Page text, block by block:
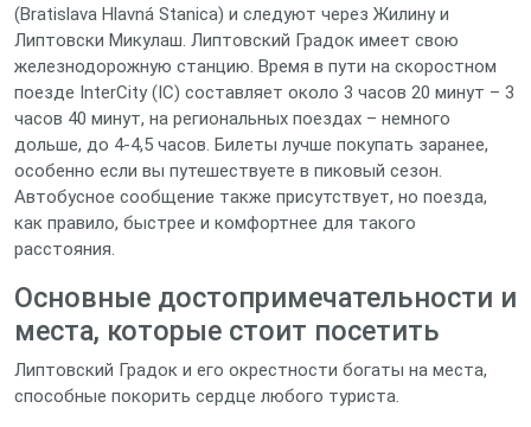
(Bratislava Hlavná Stanica) и следуют через Жилину и
Липтовски Микулаш. Липтовский Градок имеет свою
железнодорожную станцию. Время в пути на скоростном
поезде InterCity (IC) составляет около 3 часов 20 минут – 3
часов 40 минут, на региональных поездах – немного
дольше, до 4-4,5 часов. Билеты лучше покупать заранее,
особенно если вы путешествуете в пиковый сезон.
Автобусное сообщение также присутствует, но поезда,
как правило, быстрее и комфортнее для такого
расстояния.
Основные достопримечательности и
места, которые стоит посетить
Липтовский Градок и его окрестности богаты на места,
способные покорить сердце любого туриста.